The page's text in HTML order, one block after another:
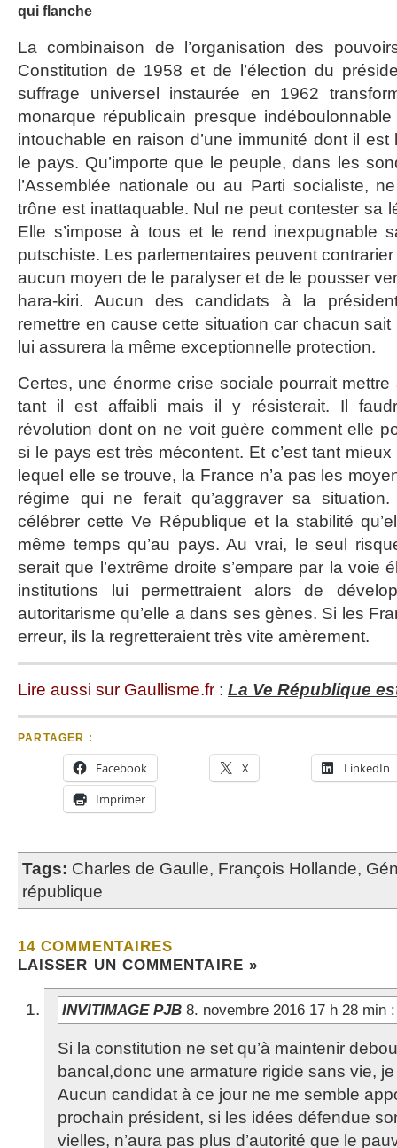
qui flanche
La combinaison de l’organisation des
Constitution de 1958 et de l’élection du
suffrage universel instaurée en 1962
monarque républicain presque
intouchable en raison d’une immunité dont il
le pays. Qu’importe que le peuple, dans les
l’Assemblée nationale ou au Parti socialiste,
trône est inattaquable. Nul ne peut contester sa
Elle s’impose à tous et le rend inexpugnable
putschiste. Les parlementaires peuvent
aucun moyen de le paralyser et de le pousser
hara-kiri. Aucun des candidats à la
remettre en cause cette situation car chacun sait
lui assurera la même exceptionnelle protection.
Certes, une énorme crise sociale pourrait
tant il est affaibli mais il y résisterait. Il
révolution dont on ne voit guère comment elle
si le pays est très mécontent. Et c’est tant
lequel elle se trouve, la France n’a pas les
régime qui ne ferait qu’aggraver sa
célébrer cette Ve République et la stabilité
même temps qu’au pays. Au vrai, le seul
serait que l’extrême droite s’empare par la voie
institutions lui permettraient alors de
autoritarisme qu’elle a dans ses gènes. Si les
erreur, ils la regretteraient très vite amèrement.
Lire aussi sur Gaullisme.fr : La Ve République
PARTAGER :
Facebook X
LinkedIn
Imprimer
Tags: Charles de Gaulle, François Hollande,
république
14 COMMENTAIRES
LAISSER UN COMMENTAIRE »
INVITIMAGE PJB 8. novembre 2016 17 h 28 min :
Si la constitution ne set qu’à maintenir
bancal,donc une armature rigide sans vie,
Aucun candidat à ce jour ne me semble
prochain président, si les idées défendue
vielles, n’aura pas plus d’autorité que le